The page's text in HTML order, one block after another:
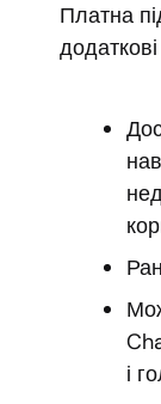
Платна
і